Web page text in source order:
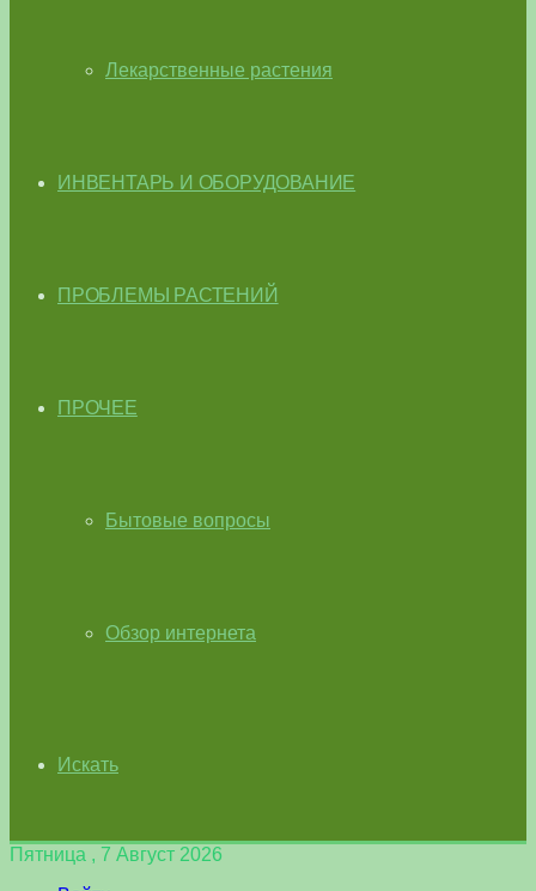
Лекарственные растения
ИНВЕНТАРЬ И ОБОРУДОВАНИЕ
ПРОБЛЕМЫ РАСТЕНИЙ
ПРОЧЕЕ
Бытовые вопросы
Обзор интернета
Искать
Пятница , 7 Август 2026